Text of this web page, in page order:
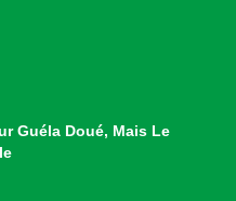
Guéla Doué, Mais Le